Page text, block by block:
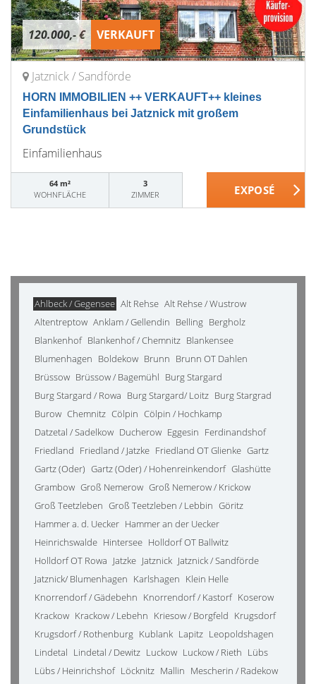
120.000,- € VERKAUFT
Jatznick / Sandförde
HORN IMMOBILIEN ++ VERKAUFT++ kleines
Einfamilienhaus bei Jatznick mit großem
Grundstück
Einfamilienhaus
64 m²
WOHNFLÄCHE
3
ZIMMER
Ahlbeck / Gegensee Alt Rehse Alt Rehse / Wustrow
Altentreptow Anklam / Gellendin Belling Bergholz
Blankenhof Blankenhof / Chemnitz Blankensee
Blumenhagen Boldekow Brunn Brunn OT Dahlen
Brüssow Brüssow / Bagemühl Burg Stargard
Burg Stargard / Rowa Burg Stargard/ Loitz Burg Stargrad
Burow Chemnitz Cölpin Cölpin / Hochkamp
Datzetal / Sadelkow Ducherow Eggesin Ferdinandshof
Friedland Friedland / Jatzke Friedland OT Glienke Gartz
Gartz (Oder) Gartz (Oder) / Hohenreinkendorf Glashütte
Grambow Groß Nemerow Groß Nemerow / Krickow
Groß Teetzleben Groß Teetzleben / Lebbin Göritz
Hammer a. d. Uecker Hammer an der Uecker
Heinrichswalde Hintersee Holldorf OT Ballwitz
Holldorf OT Rowa Jatzke Jatznick Jatznick / Sandförde
Jatznick/ Blumenhagen Karlshagen Klein Helle
Knorrendorf / Gädebehn Knorrendorf / Kastorf Koserow
Krackow Krackow / Lebehn Kriesow / Borgfeld Krugsdorf
Krugsdorf / Rothenburg Kublank Lapitz Leopoldshagen
Lindetal Lindetal / Dewitz Luckow Luckow / Rieth Lübs
Lübs / Heinrichshof Löcknitz Mallin Mescherin / Radekow